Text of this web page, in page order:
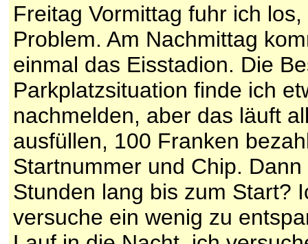
Freitag Vormittag fuhr ich
Problem. Am Nachmittag
einmal das Eisstadion. Die
Parkplatzsituation finde ich
nachmelden, aber das läuft
ausfüllen, 100 Franken
Startnummer und Chip.
Stunden lang bis zum Start?
versuche ein wenig zu